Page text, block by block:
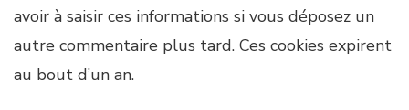
avoir à saisir ces informations si vous déposez un
autre commentaire plus tard. Ces cookies expirent
au bout d’un an.